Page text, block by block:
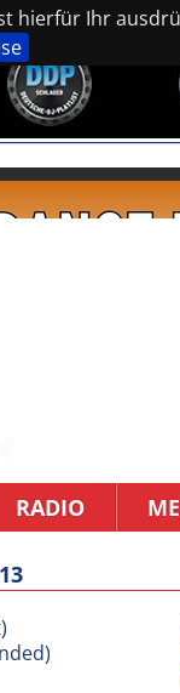
hierfür Ihr
RADIO